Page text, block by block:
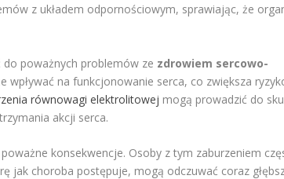
z układem odpornościowym, sprawiając, że
do poważnych problemów ze zdrowiem sercowo-
wpływać na funkcjonowanie serca, co zwiększa
równowagi elektrolitowej mogą prowadzić do
akcji serca.
konsekwencje. Osoby z tym zaburzeniem
jak choroba postępuje, mogą odczuwać coraz